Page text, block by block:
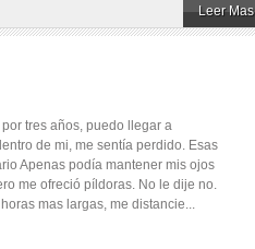
Leer Mas
tres años, puedo llegar a
de mi, me sentía perdido. Esas
Apenas podía mantener mis ojos
me ofreció píldoras. No le dije no.
mas largas, me distancie...